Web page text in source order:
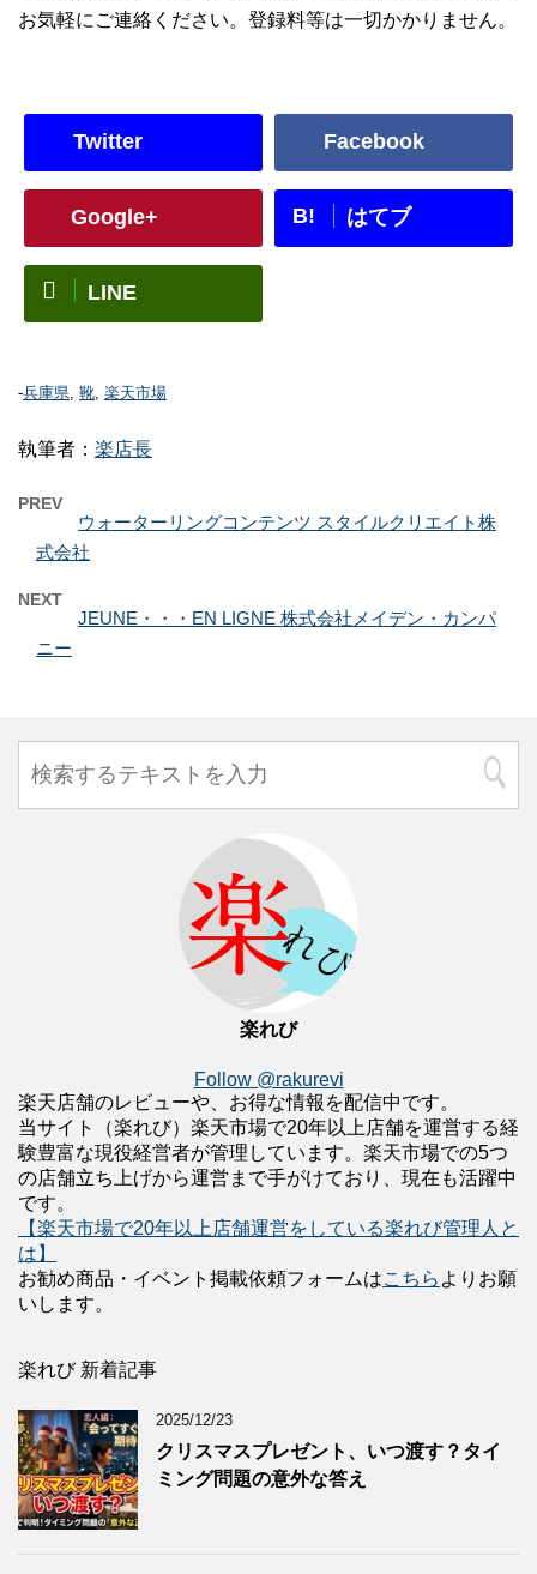
お気軽にご連絡ください。登録料等は一切かかりません。
Twitter Facebook
Google+ B! はてブ
LINE
-兵庫県, 靴, 楽天市場
執筆者： 楽店長
PREV
ウォーターリングコンテンツ スタイルクリエイト株
式会社
NEXT
JEUNE・・・EN LIGNE 株式会社メイデン・カンパ
ニー
楽れび
Follow @rakurevi
楽天店舗のレビューや、お得な情報を配信中です。
当サイト（楽れび）楽天市場で20年以上店舗を運営する経
験豊富な現役経営者が管理しています。楽天市場での5つ
の店舗立ち上げから運営まで手がけており、現在も活躍中
です。
【楽天市場で20年以上店舗運営をしている楽れび管理人と
は】
お勧め商品・イベント掲載依頼フォームはこちら よりお願
いします。
楽れび 新着記事
2025/12/23
クリスマスプレゼント、いつ渡す？タイ
ミング問題の意外な答え